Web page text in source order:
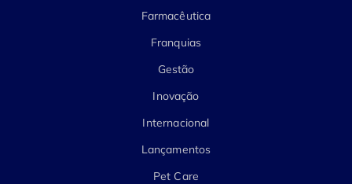
Farmacêutica
Franquias
Gestão
Inovação
Internacional
Lançamentos
Pet Care